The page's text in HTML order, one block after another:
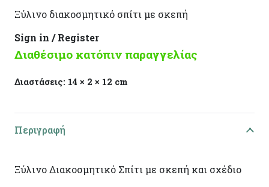
Ξύλινο διακοσμητικό σπίτι με σκεπή
Sign in / Register
Διαθέσιμο κατόπιν παραγγελίας
Διαστάσεις: 14 × 2 × 12 cm
Περιγραφή
Ξύλινο Διακοσμητικό Σπίτι με σκεπή και σχέδιο